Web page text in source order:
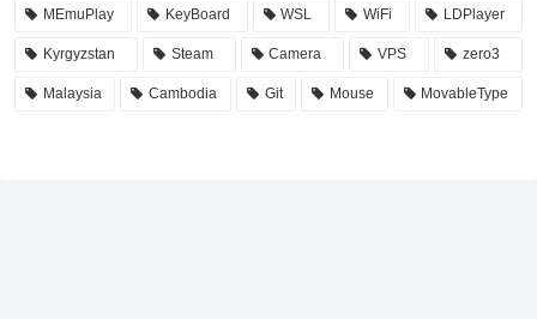
MEmuPlay KeyBoard WSL WiFi LDPlayer
Kyrgyzstan Steam Camera VPS zero3
Malaysia Cambodia Git Mouse MovableType